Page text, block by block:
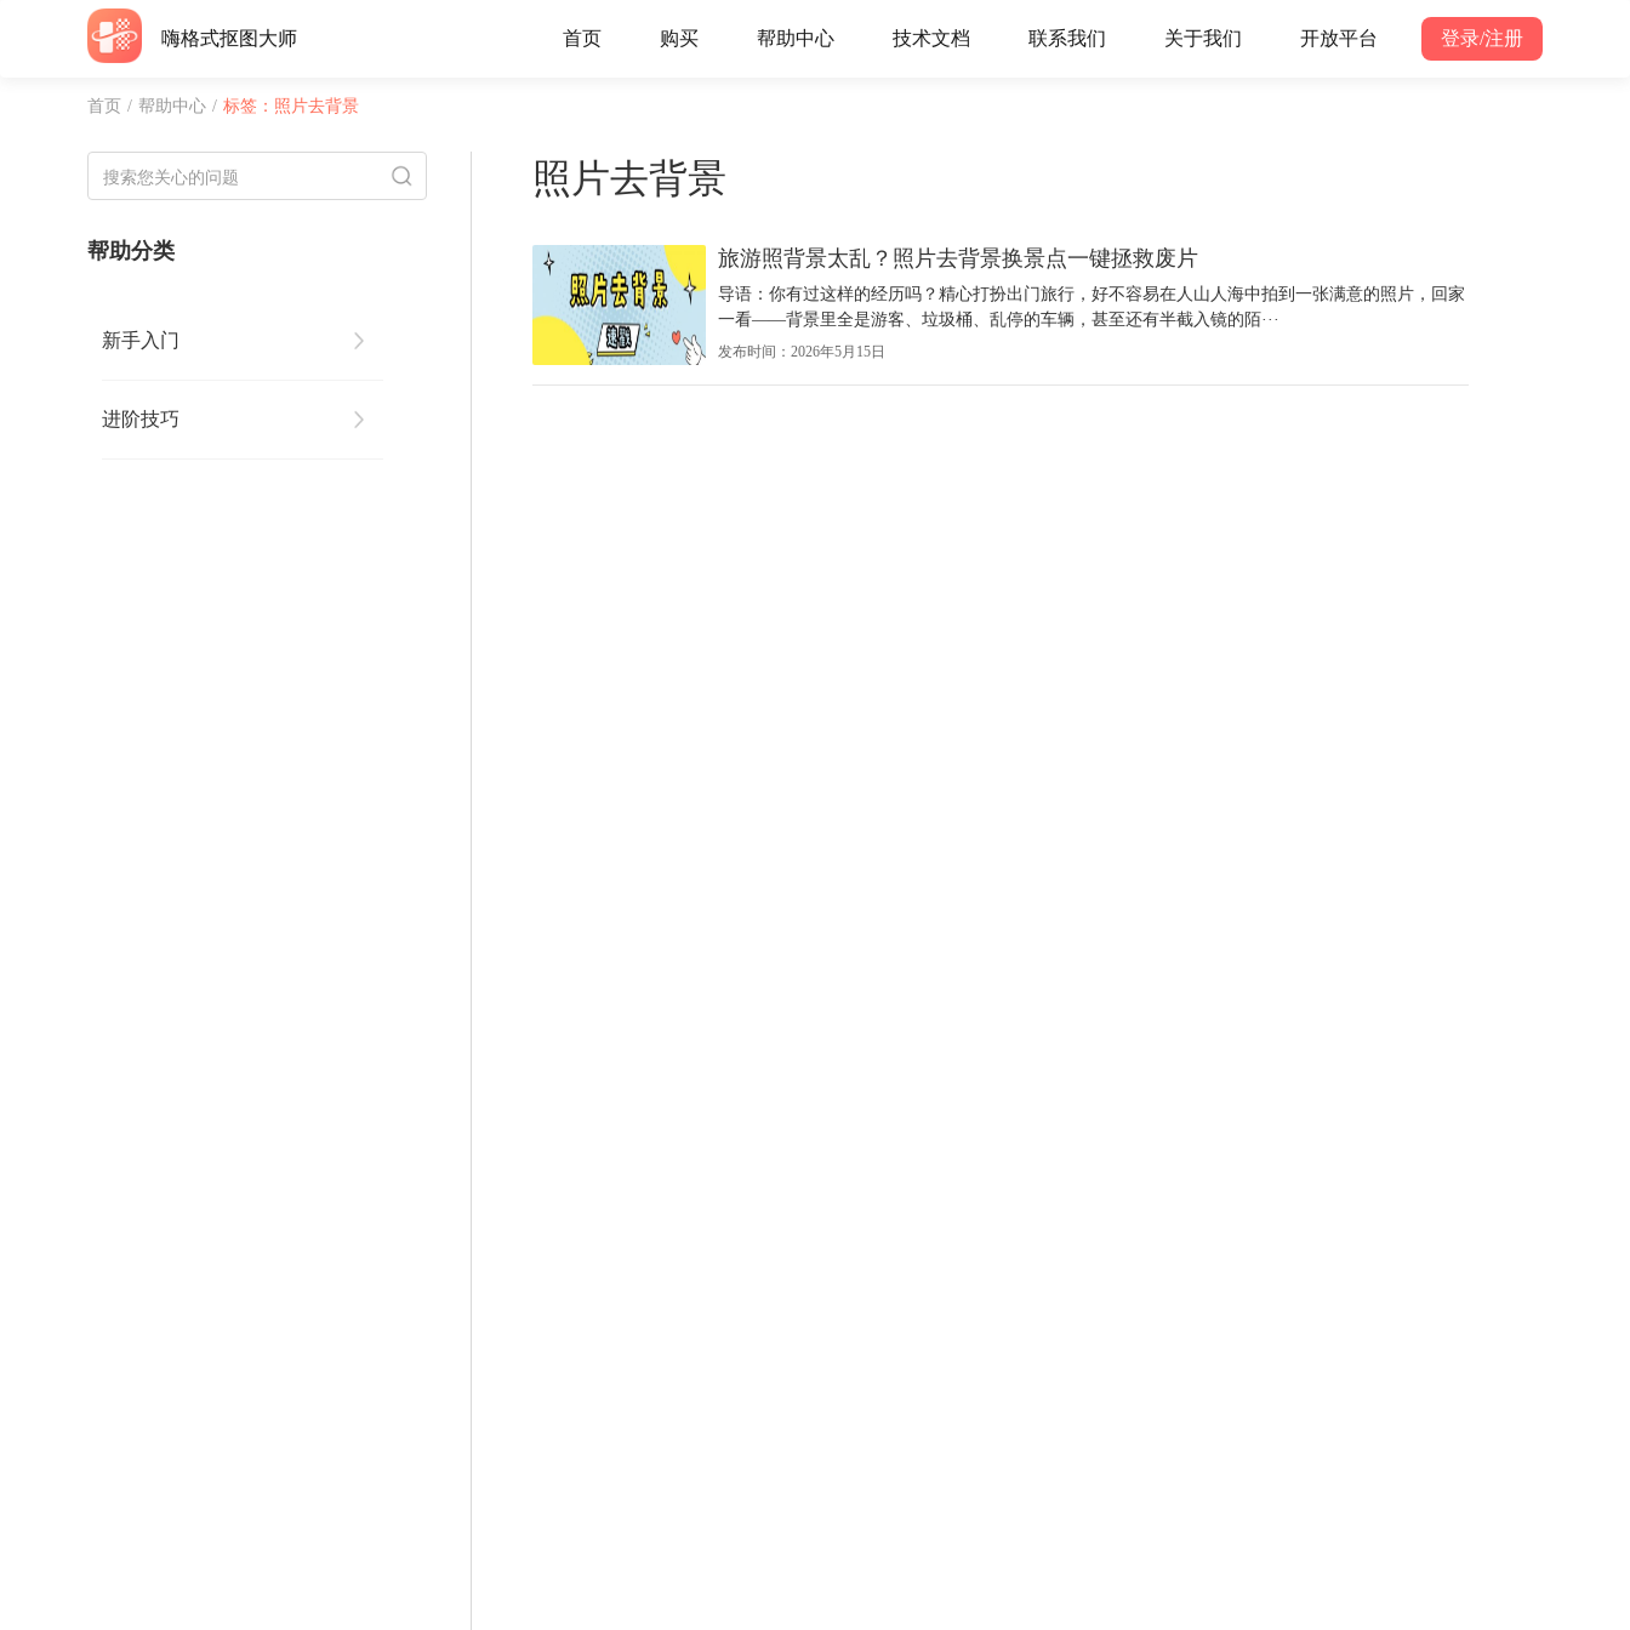
嗨格式抠图大师 首页 购买 帮助中心 技术文档 联系我们 关于我们 开放平台 登录/注册
首页 / 帮助中心 / 标签：照片去背景
照片去背景
旅游照背景太乱？照片去背景换景点一键拯救废片
导语：你有过这样的经历吗？精心打扮出门旅行，好不容易在人山人海中拍到一张满意的照片，回家
一看——背景里全是游客、垃圾桶、乱停的车辆，甚至还有半截入镜的陌···
发布时间：2026年5月15日
帮助分类
新手入门
进阶技巧